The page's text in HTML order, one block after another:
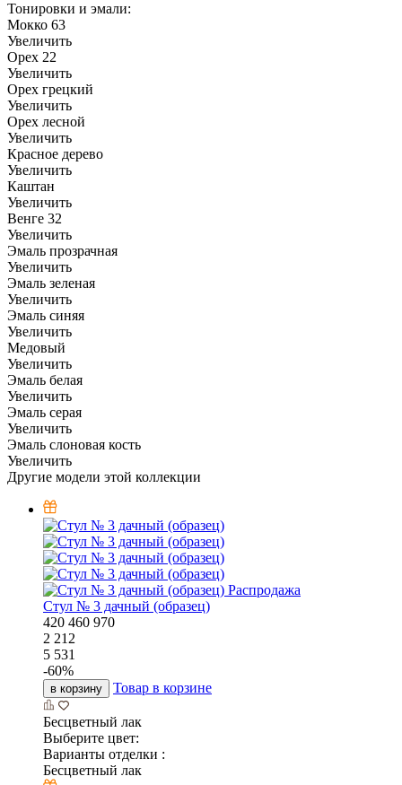
Тонировки и эмали:
Мокко 63
Увеличить
Орех 22
Увеличить
Орех грецкий
Увеличить
Орех лесной
Увеличить
Красное дерево
Увеличить
Каштан
Увеличить
Венге 32
Увеличить
Эмаль прозрачная
Увеличить
Эмаль зеленая
Увеличить
Эмаль синяя
Увеличить
Медовый
Увеличить
Эмаль белая
Увеличить
Эмаль серая
Увеличить
Эмаль слоновая кость
Увеличить
Другие модели этой коллекции
Распродажа
Стул № 3 дачный (образец)
420 460 970
2 212
5 531
-60%
в корзину Товар в корзине
Бесцветный лак
Выберите цвет:
Варианты отделки :
Бесцветный лак